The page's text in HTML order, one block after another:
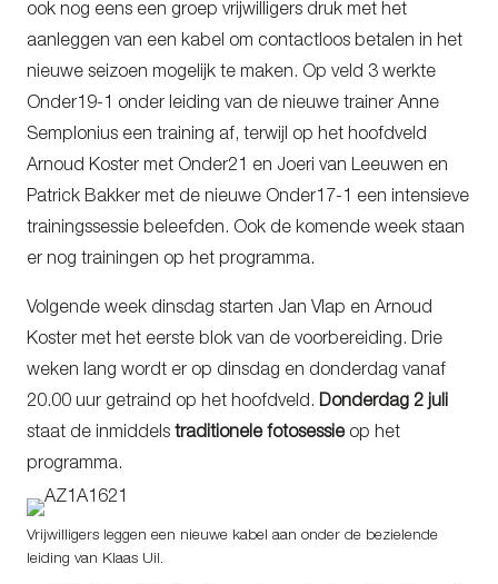
ook nog eens een groep vrijwilligers druk met het
aanleggen van een kabel om contactloos betalen in het
nieuwe seizoen mogelijk te maken. Op veld 3 werkte
Onder19-1 onder leiding van de nieuwe trainer Anne
Semplonius een training af, terwijl op het hoofdveld
Arnoud Koster met Onder21 en Joeri van Leeuwen en
Patrick Bakker met de nieuwe Onder17-1 een intensieve
trainingssessie beleefden. Ook de komende week staan
er nog trainingen op het programma.
Volgende week dinsdag starten Jan Vlap en Arnoud
Koster met het eerste blok van de voorbereiding. Drie
weken lang wordt er op dinsdag en donderdag vanaf
20.00 uur getraind op het hoofdveld. Donderdag 2 juli
staat de inmiddels traditionele fotosessieop het
programma.
Vrijwilligers leggen een nieuwe kabel aan onder de bezielende
leiding van Klaas Uil.